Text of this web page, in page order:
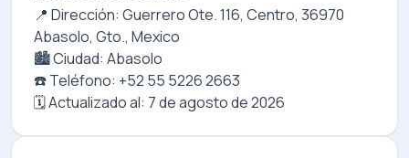
📍 Dirección: Guerrero Ote. 116, Centro, 36970
Abasolo, Gto., Mexico
🏙️ Ciudad: Abasolo
☎️ Teléfono: +52 55 5226 2663
🗓️ Actualizado al: 7 de agosto de 2026